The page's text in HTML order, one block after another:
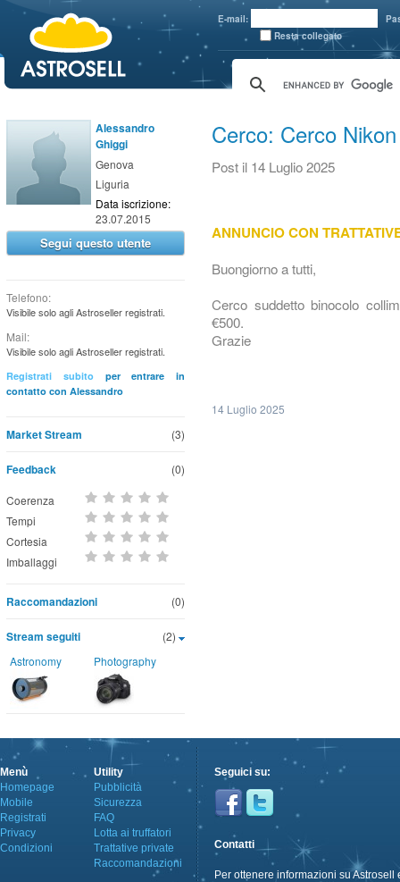
E-mail:
Resta collegato
Alessandro
Ghiggi
Genova
Liguria
Data iscrizione:
23.07.2015
Segui questo utente
Telefono:
Visibile solo agli Astroseller registrati.
Mail:
Visibile solo agli Astroseller registrati.
Registrati subitoper entrare in
contatto con Alessandro
(3)
Market Stream
Feedback (0)
Coerenza
Tempi
Cortesia
Imballaggi
(0)
Raccomandazioni
(2)
Stream seguiti
Astronomy Photography
Cerco: Cerco
Post il 14 Luglio 2025
ANNUNCIO CON
Buongiorno a tutti,
Cerco suddetto binocolo
€500.
Grazie
14 Luglio 2025
Menù
Homepage
Mobile
Registrati
Privacy
Condizioni
Utility
Pubblicità
Sicurezza
FAQ
Lotta ai truffatori
Trattative private
Raccomandazioni
Seguici su:
Contatti
Per ottenere informazioni su Astrosell